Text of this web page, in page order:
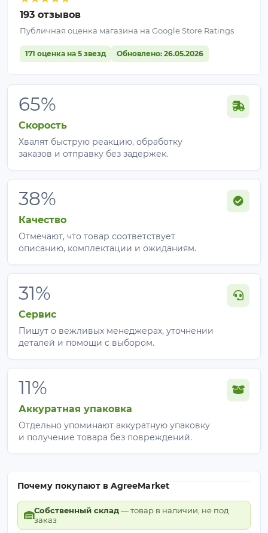
193 отзывов
Публичная оценка магазина на Google Store Ratings
171 оценка на 5 звезд Обновлено: 26.05.2026
65%
Скорость
Хвалят быструю реакцию, обработку
заказов и отправку без задержек.
38%
Качество
Отмечают, что товар соответствует
описанию, комплектации и ожиданиям.
31%
Сервис
Пишут о вежливых менеджерах, уточнении
деталей и помощи с выбором.
11%
Аккуратная упаковка
Отдельно упоминают аккуратную упаковку
и получение товара без повреждений.
Почему покупают в AgreeMarket
Собственный склад— товар в наличии, не под
заказ